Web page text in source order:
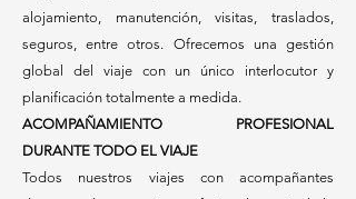
alojamiento, manutención, visitas, traslados,
seguros, entre otros. Ofrecemos una gestión
global del viaje con un único interlocutor y
planificación totalmente a medida.
ACOMPAÑAMIENTO PROFESIONAL
DURANTE TODO EL VIAJE
Todos nuestros viajes con acompañantes